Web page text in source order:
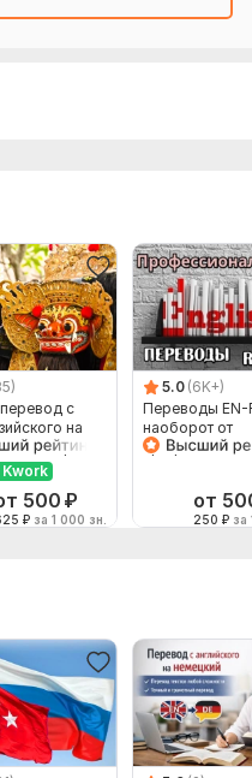
с
на
и наоборот
500₽
₽ за 1 000 зн.
5.0 (6K+)
Переводы EN-
наоборот от
от
250 ₽ за